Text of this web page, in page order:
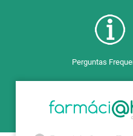
Perguntas